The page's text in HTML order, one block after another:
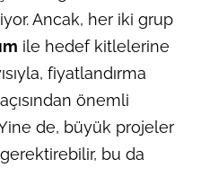
Ancak, her iki grup
ile hedef kitlelerine
fiyatlandırma
önemli
de, büyük projeler
bu da